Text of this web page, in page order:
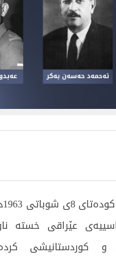
عێراقی خستە
و کوردستانیشی